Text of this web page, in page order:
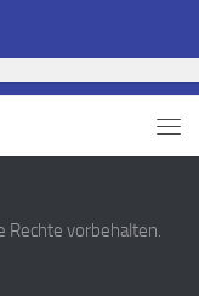
Rechte vorbehalten.